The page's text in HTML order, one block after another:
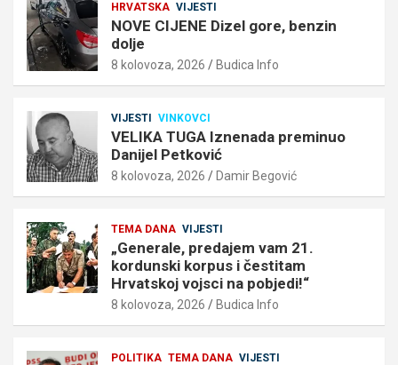
HRVATSKA VIJESTI
NOVE CIJENE Dizel gore, benzin
dolje
8 kolovoza, 2026 Budica Info
VIJESTI VINKOVCI
VELIKA TUGA Iznenada preminuo
Danijel Petković
8 kolovoza, 2026 Damir Begović
TEMA DANA VIJESTI
„Generale, predajem vam 21.
kordunski korpus i čestitam
Hrvatskoj vojsci na pobjedi!“
8 kolovoza, 2026 Budica Info
POLITIKA TEMA DANA VIJESTI